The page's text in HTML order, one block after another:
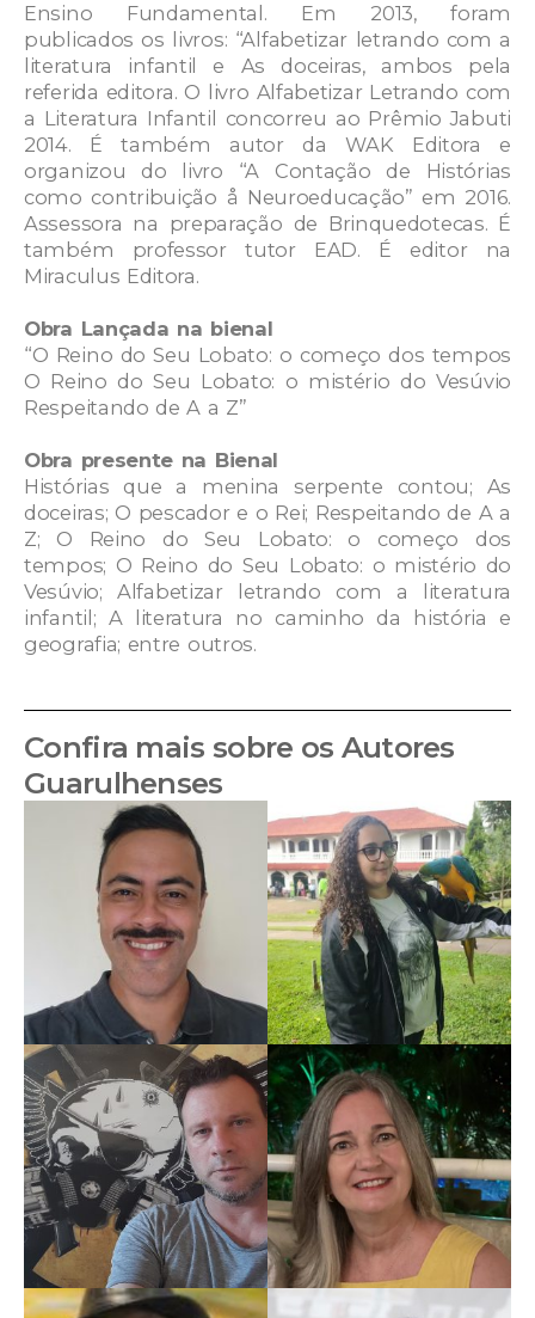
Ensino Fundamental. Em 2013, foram
publicados os livros: “Alfabetizar letrando com a
literatura infantil e As doceiras, ambos pela
referida editora. O livro Alfabetizar Letrando com
a Literatura Infantil concorreu ao Prêmio Jabuti
2014. É também autor da WAK Editora e
organizou do livro “A Contação de Histórias
como contribuição å Neuroeducação” em 2016.
Assessora na preparação de Brinquedotecas. É
também professor tutor EAD. É editor na
Miraculus Editora.
Obra Lançada na bienal
“O Reino do Seu Lobato: o começo dos tempos
O Reino do Seu Lobato: o mistério do Vesúvio
Respeitando de A a Z”
Obra presente na Bienal
Histórias que a menina serpente contou; As
doceiras; O pescador e o Rei; Respeitando de A a
Z; O Reino do Seu Lobato: o começo dos
tempos; O Reino do Seu Lobato: o mistério do
Vesúvio; Alfabetizar letrando com a literatura
infantil; A literatura no caminho da história e
geografia; entre outros.
Confira mais sobre os Autores
Guarulhenses